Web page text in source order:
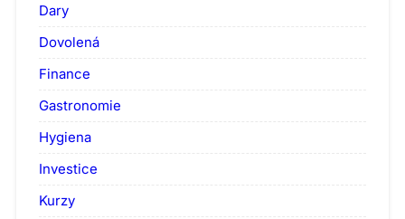
Dary
Dovolená
Finance
Gastronomie
Hygiena
Investice
Kurzy